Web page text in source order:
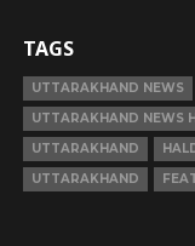
TAGS
UTTARAKHAND NEWS
UTTARAKHAND NEWS
UTTARAKHAND
UTTARAKHAND